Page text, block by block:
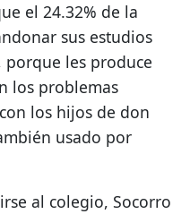
el 24.32% de la
sus estudios
porque les produce
los problemas
los hijos de don
usado por
al colegio, Socorro